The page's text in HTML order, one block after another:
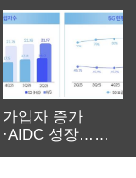
가입자 증가
·AIDC 성장…